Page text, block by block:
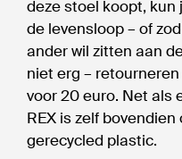
deze stoel koopt, kun
de levensloop – of
ander wil zitten aan
niet erg –
voor 20 euro. Net als
REX is zelf
gerecycled plastic.